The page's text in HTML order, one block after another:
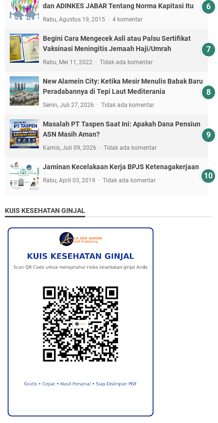
dan ADINKES JABAR Tentang Norma Kapitasi Itu
Rabu, Agustus 19, 2015 4 komentar
Begini Cara Mengecek Asli atau Palsu Sertifikat
Vaksinasi Meningitis Jemaah Haji/Umrah
Rabu, Mei 11, 2022 Tidak ada komentar
New Alamein City: Ketika Mesir Menulis Babak Baru
Peradabannya di Tepi Laut Mediterania
Senin, Juli 27, 2026 Tidak ada komentar
Masalah PT Taspen Saat Ini: Apakah Dana Pensiun
ASN Masih Aman?
Kamis, Juli 09, 2026 Tidak ada komentar
Jaminan Kecelakaan Kerja BPJS Ketenagakerjaan
Rabu, April 03, 2019 Tidak ada komentar
KUIS KESEHATAN GINJAL